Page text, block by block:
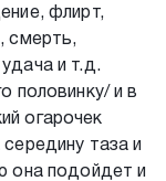
флирт,
смерть,
и т.д.
половинку/ и в
огарочек
таза и
она подойдет и